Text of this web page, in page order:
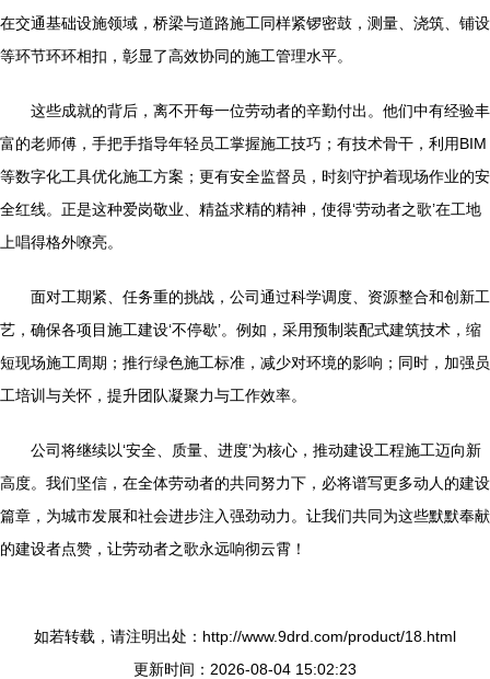
在交通基础设施领域，桥梁与道路施工同样紧锣密鼓，测量、浇筑、铺设
等环节环环相扣，彰显了高效协同的施工管理水平。
这些成就的背后，离不开每一位劳动者的辛勤付出。他们中有经验丰
富的老师傅，手把手指导年轻员工掌握施工技巧；有技术骨干，利用BIM
等数字化工具优化施工方案；更有安全监督员，时刻守护着现场作业的安
全红线。正是这种爱岗敬业、精益求精的精神，使得‘劳动者之歌’在工地
上唱得格外嘹亮。
面对工期紧、任务重的挑战，公司通过科学调度、资源整合和创新工
艺，确保各项目施工建设‘不停歇’。例如，采用预制装配式建筑技术，缩
短现场施工周期；推行绿色施工标准，减少对环境的影响；同时，加强员
工培训与关怀，提升团队凝聚力与工作效率。
公司将继续以‘安全、质量、进度’为核心，推动建设工程施工迈向新
高度。我们坚信，在全体劳动者的共同努力下，必将谱写更多动人的建设
篇章，为城市发展和社会进步注入强劲动力。让我们共同为这些默默奉献
的建设者点赞，让劳动者之歌永远响彻云霄！
如若转载，请注明出处：http://www.9drd.com/product/18.html
更新时间：2026-08-04 15:02:23